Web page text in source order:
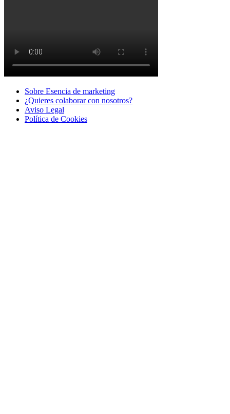
Sobre Esencia de marketing
¿Quieres colaborar con nosotros?
Aviso Legal
Polí­tica de Cookies